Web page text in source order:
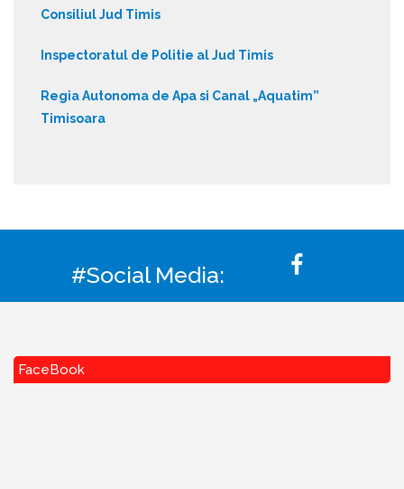
Consiliul Jud Timis
Inspectoratul de Politie al Jud Timis
Regia Autonoma de Apa si Canal „Aquatim”
Timisoara
#Social Media:
FaceBook